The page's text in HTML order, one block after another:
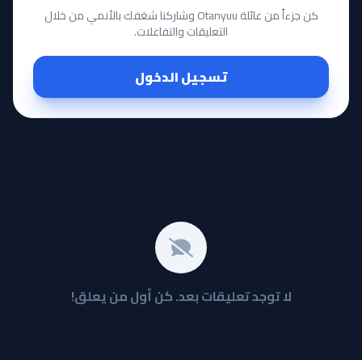
كن جزءاً من عائلة Otanyuu وشاركنا شغفك بالأنمي من خلال
التعليقات والتفاعلات.
تسجيل الدخول
لا توجد تعليقات بعد. كن أول من يعلق!